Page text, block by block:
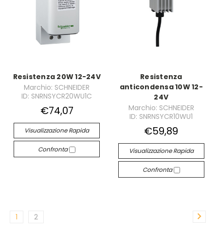
Resistenza 20W 12-24V
Marchio: SCHNEIDER
ID: SNRNSYCR20WU1C
€74,07
Visualizzazione Rapida
Confronta
Resistenza
anticondensa 10W 12-
24V
Marchio: SCHNEIDER
ID: SNRNSYCR10WU1
€59,89
Visualizzazione Rapida
Confronta
1 2